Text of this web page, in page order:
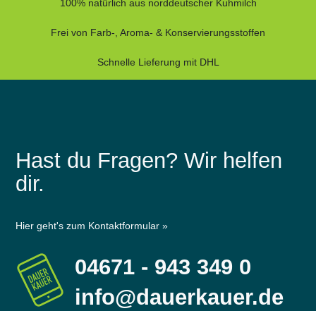
100% natürlich aus norddeutscher Kuhmilch
Frei von Farb-, Aroma- & Konservierungsstoffen
Schnelle Lieferung mit DHL
Hast du Fragen? Wir helfen
dir.
Hier geht's zum Kontaktformular »
04671 - 943 349 0
info@dauerkauer.de